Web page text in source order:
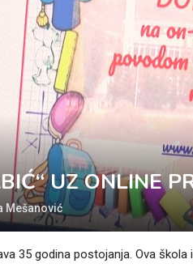
UZ ONLINE
Mešanović
35 godina postojanja. Ova